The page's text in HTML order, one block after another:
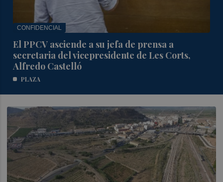
CONFIDENCIAL
El PPCV asciende a su jefa de prensa a
secretaria del vicepresidente de Les Corts,
Alfredo Castelló
PLAZA